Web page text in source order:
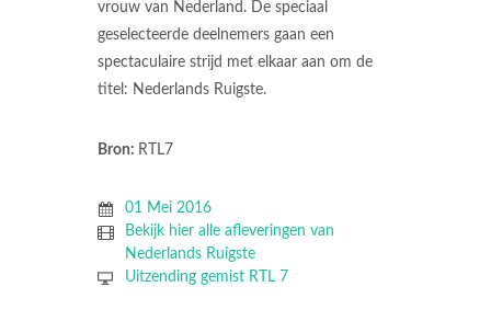
vrouw van Nederland. De speciaal
geselecteerde deelnemers gaan een
spectaculaire strijd met elkaar aan om de
titel: Nederlands Ruigste.
Bron: RTL7
01 Mei 2016
Bekijk hier alle afleveringen van
Nederlands Ruigste
Uitzending gemist RTL 7